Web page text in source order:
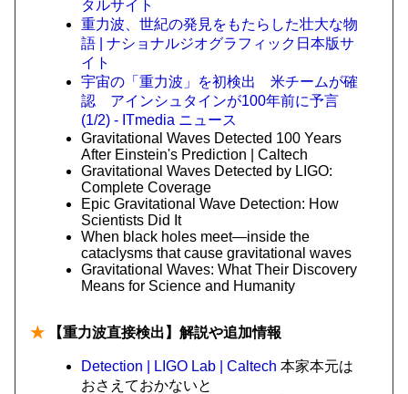
タルサイト
重力波、世紀の発見をもたらした壮大な物
語 | ナショナルジオグラフィック日本版サ
イト
宇宙の「重力波」を初検出 米チームが確
認 アインシュタインが100年前に予言
(1/2) - ITmedia ニュース
Gravitational Waves Detected 100 Years
After Einstein's Prediction | Caltech
Gravitational Waves Detected by LIGO:
Complete Coverage
Epic Gravitational Wave Detection: How
Scientists Did It
When black holes meet—inside the
cataclysms that cause gravitational waves
Gravitational Waves: What Their Discovery
Means for Science and Humanity
★ 【重力波直接検出】解説や追加情報
Detection | LIGO Lab | Caltech 本家本元は
おさえておかないと